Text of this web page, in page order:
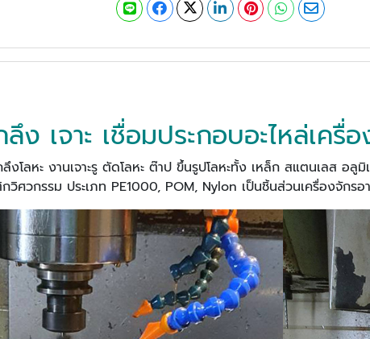
ง เจาะ เชื่อมประกอบอะไหล่เครื่
งโลหะ งานเจาะรู ตัดโลหะ ต๊าป ขึ้นรูปโลหะทั้ง เหล็ก สแตนเลส
ศวกรรม ประเภท PE1000, POM, Nylon เป็นชิ้นส่วนเครื่องจักรอ